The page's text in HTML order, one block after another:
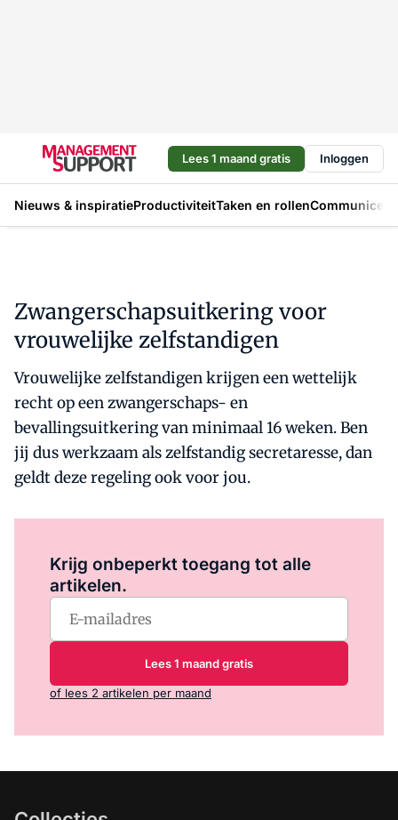
Lees 1 maand gratis Inloggen
Nieuws & inspiratieProductiviteitTaken en rollen
Zwangerschapsuitkering voor
vrouwelijke zelfstandigen
Vrouwelijke zelfstandigen krijgen een wettelijk
recht op een zwangerschaps- en
bevallingsuitkering van minimaal 16 weken. Ben
jij dus werkzaam als zelfstandig secretaresse, dan
geldt deze regeling ook voor jou.
Krijg onbeperkt toegang tot alle
artikelen.
Lees 1 maand gratis
of lees 2 artikelen per maand